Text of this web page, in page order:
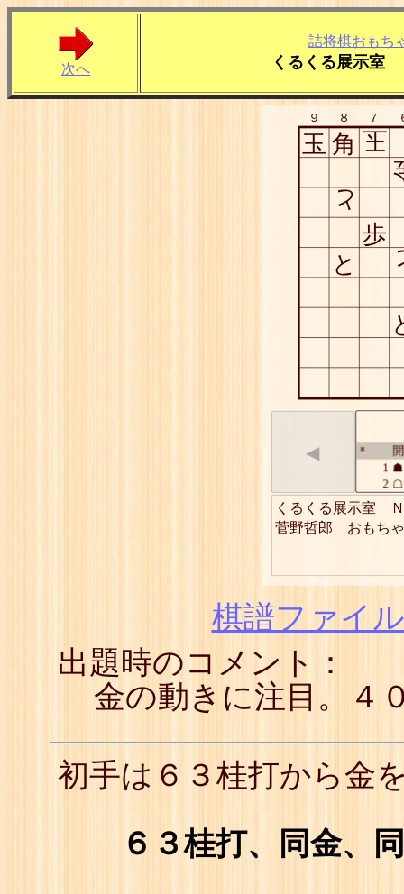
次へ
詰将棋おもち
くるくる展示室
９ ８ ７
玉 角 玉
と
歩
と
◀ *
1 ☗
2
5 ☗
8 ☖
10
11☗
☖
15☗
19☗
20☖
23☗
24☖
くるくる展示室　
菅野哲郎　おもち
棋譜ファイ
出題時のコメント：
金の動きに注目。４
初手は６３桂打から金
６３桂打、同金、